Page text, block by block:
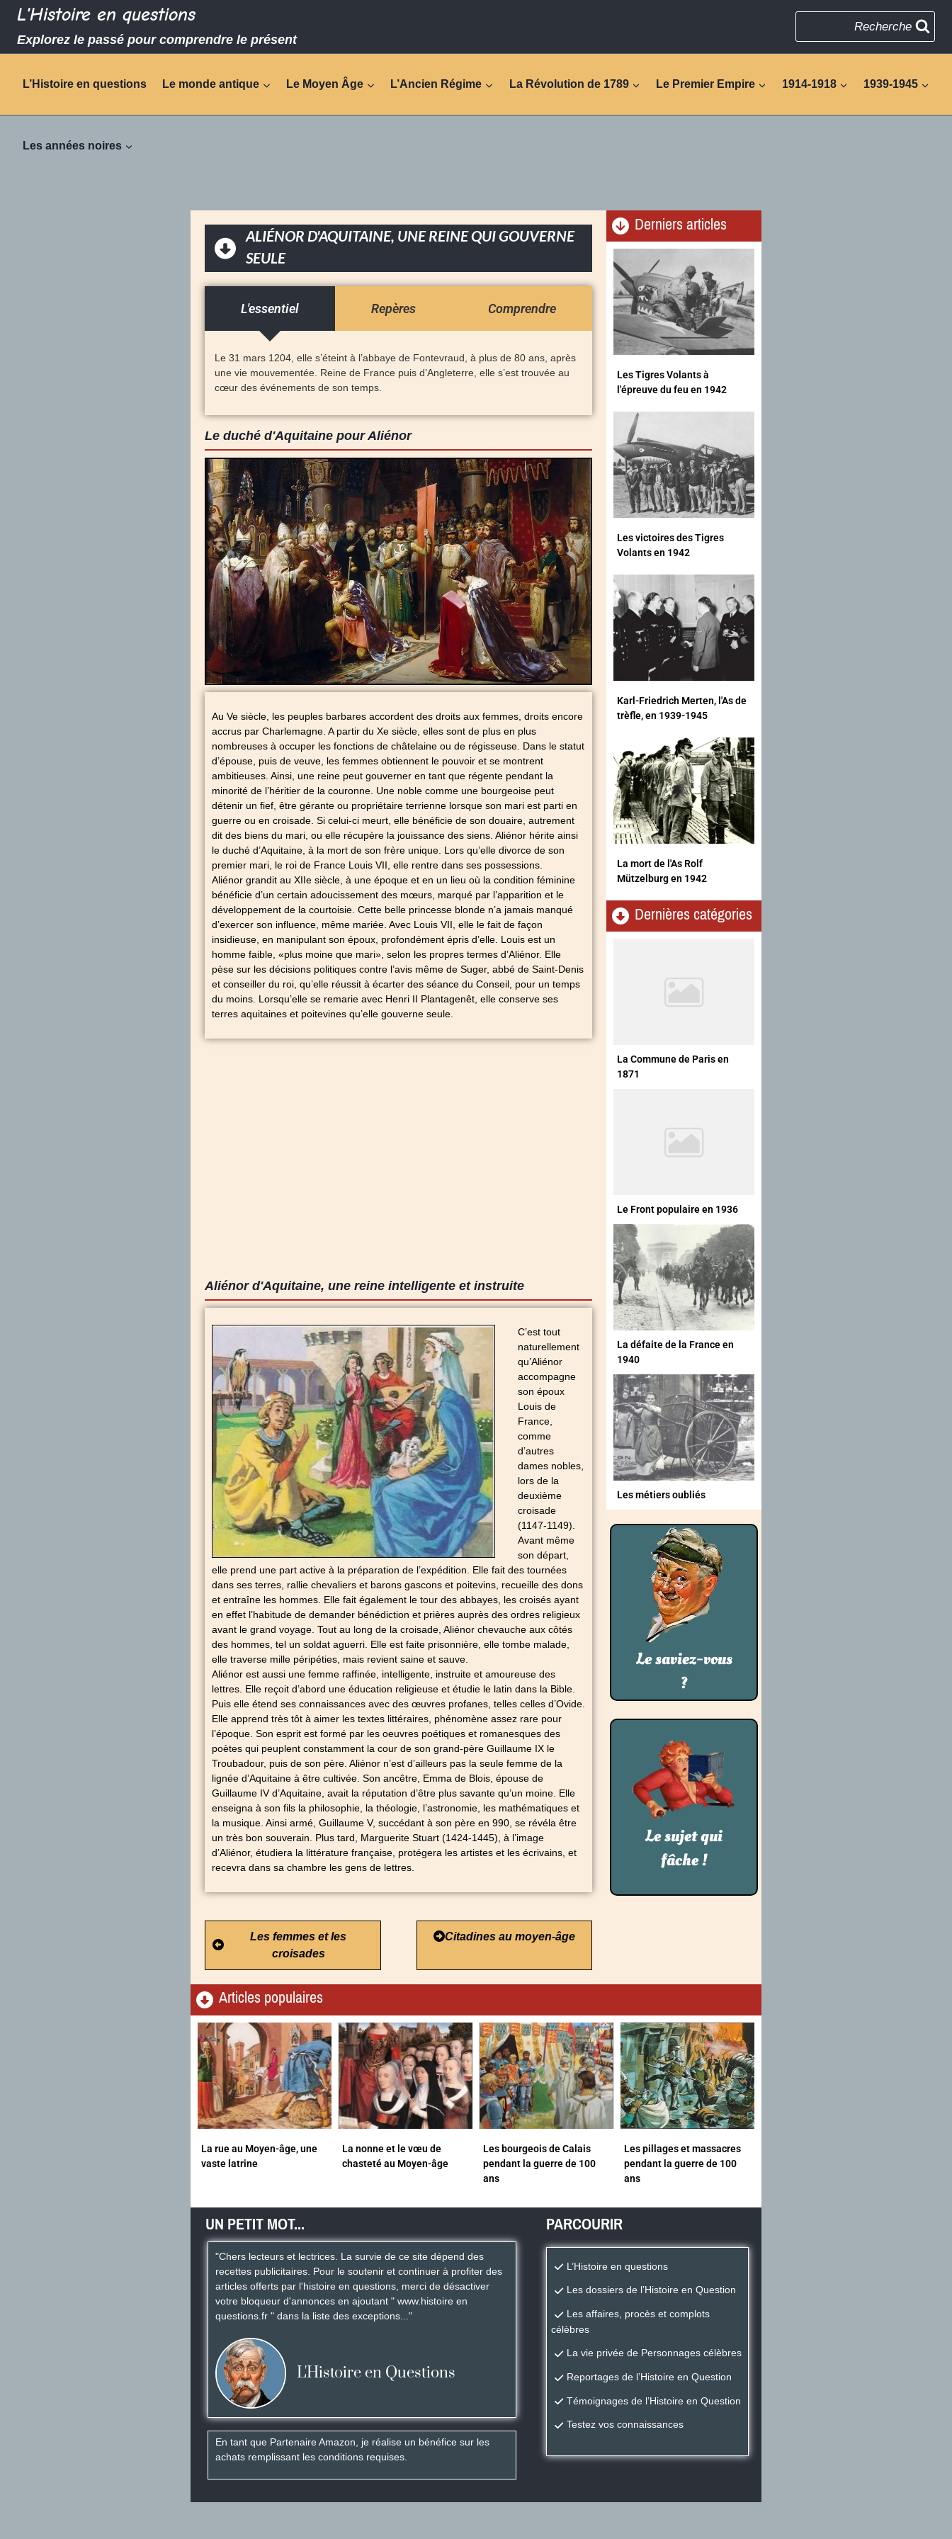
L'Histoire en questions
Explorez le passé pour comprendre le présent
Recherche
L’Histoire en questions Le monde antique Le Moyen Âge L’Ancien Régime La Révolution de 1789 Le Premier Empire 1914-1918 1939-1945
Les années noires
ALIÉNOR D'AQUITAINE, UNE REINE QUI GOUVERNE
SEULE
L'essentiel Repères Comprendre
Le 31 mars 1204, elle s’éteint à l’abbaye de Fontevraud, à plus de 80 ans, après
une vie mouvementée. Reine de France puis d’Angleterre, elle s’est trouvée au
cœur des événements de son temps.
Le duché d'Aquitaine pour Aliénor
Au Ve siècle, les peuples barbares accordent des droits aux femmes, droits encore
accrus par Charlemagne. A partir du Xe siècle, elles sont de plus en plus
nombreuses à occuper les fonctions de châtelaine ou de régisseuse. Dans le statut
d’épouse, puis de veuve, les femmes obtiennent le pouvoir et se montrent
ambitieuses. Ainsi, une reine peut gouverner en tant que régente pendant la
minorité de l’héritier de la couronne. Une noble comme une bourgeoise peut
détenir un fief, être gérante ou propriétaire terrienne lorsque son mari est parti en
guerre ou en croisade. Si celui-ci meurt, elle bénéficie de son douaire, autrement
dit des biens du mari, ou elle récupère la jouissance des siens. Aliénor hérite ainsi
le duché d’Aquitaine, à la mort de son frère unique. Lors qu’elle divorce de son
premier mari, le roi de France Louis VII, elle rentre dans ses possessions.
Aliénor grandit au XIIe siècle, à une époque et en un lieu où la condition féminine
bénéficie d’un certain adoucissement des mœurs, marqué par l’apparition et le
développement de la courtoisie. Cette belle princesse blonde n’a jamais manqué
d’exercer son influence, même mariée. Avec Louis VII, elle le fait de façon
insidieuse, en manipulant son époux, profondément épris d’elle. Louis est un
homme faible, «plus moine que mari», selon les propres termes d’Aliénor. Elle
pèse sur les décisions politiques contre l’avis même de Suger, abbé de Saint-Denis
et conseiller du roi, qu’elle réussit à écarter des séance du Conseil, pour un temps
du moins. Lorsqu’elle se remarie avec Henri II Plantagenêt, elle conserve ses
terres aquitaines et poitevines qu’elle gouverne seule.
Aliénor d'Aquitaine, une reine intelligente et instruite
C’est tout
naturellement
qu’Aliénor
accompagne
son époux
Louis de
France,
comme
d’autres
dames nobles,
lors de la
deuxième
croisade
(1147-1149).
Avant même
son départ,
elle prend une part active à la préparation de l’expédition. Elle fait des tournées
dans ses terres, rallie chevaliers et barons gascons et poitevins, recueille des dons
et entraîne les hommes. Elle fait également le tour des abbayes, les croisés ayant
en effet l’habitude de demander bénédiction et prières auprès des ordres religieux
avant le grand voyage. Tout au long de la croisade, Aliénor chevauche aux côtés
des hommes, tel un soldat aguerri. Elle est faite prisonnière, elle tombe malade,
elle traverse mille péripéties, mais revient saine et sauve.
Aliénor est aussi une femme raffinée, intelligente, instruite et amoureuse des
lettres. Elle reçoit d’abord une éducation religieuse et étudie le latin dans la Bible.
Puis elle étend ses connaissances avec des œuvres profanes, telles celles d’Ovide.
Elle apprend très tôt à aimer les textes littéraires, phénomène assez rare pour
l’époque. Son esprit est formé par les oeuvres poétiques et romanesques des
poètes qui peuplent constamment la cour de son grand-père Guillaume IX le
Troubadour, puis de son père. Aliénor n’est d’ailleurs pas la seule femme de la
lignée d’Aquitaine à être cultivée. Son ancêtre, Emma de Blois, épouse de
Guillaume IV d’Aquitaine, avait la réputation d’être plus savante qu’un moine. Elle
enseigna à son fils la philosophie, la théologie, l’astronomie, les mathématiques et
la musique. Ainsi armé, Guillaume V, succédant à son père en 990, se révéla être
un très bon souverain. Plus tard, Marguerite Stuart (1424-1445), à l’image
d’Aliénor, étudiera la littérature française, protégera les artistes et les écrivains, et
recevra dans sa chambre les gens de lettres.
Les femmes et les
croisades
Citadines au moyen-âge
Derniers articles
Les Tigres Volants à
l'épreuve du feu en 1942
Les victoires des Tigres
Volants en 1942
Karl-Friedrich Merten, l'As de
trèfle, en 1939-1945
La mort de l'As Rolf
Mützelburg en 1942
Dernières catégories
La Commune de Paris en
1871
Le Front populaire en 1936
La défaite de la France en
1940
Les métiers oubliés
Le saviez-vous
?
C’est elle qui annonce
à Henri, futur roi
d’Angleterre, qu’elle
est libre de l’épouser.
Le sujet qui
fâche !
Louis est un homme
faible, plus « moine »
que mari.
Articles populaires
La rue au Moyen-âge, une
vaste latrine
La nonne et le vœu de
chasteté au Moyen-âge
Les bourgeois de Calais
pendant la guerre de 100
ans
Les pillages et massacres
pendant la guerre de 100
ans
UN PETIT MOT...
"Chers lecteurs et lectrices. La survie de ce site dépend des
recettes publicitaires. Pour le soutenir et continuer à profiter des
articles offerts par l'histoire en questions, merci de désactiver
votre bloqueur d'annonces en ajoutant " www.histoire en
questions.fr " dans la liste des exceptions..."
L'Histoire en Questions
En tant que Partenaire Amazon, je réalise un bénéfice sur les
achats remplissant les conditions requises.
PARCOURIR
L’Histoire en questions
Les dossiers de l’Histoire en Question
Les affaires, procès et complots
célèbres
La vie privée de Personnages célèbres
Reportages de l’Histoire en Question
Témoignages de l’Histoire en Question
Testez vos connaissances